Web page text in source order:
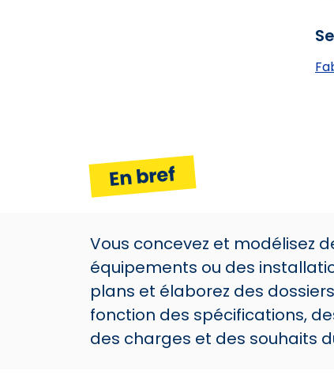
En bref
Vous concevez et modélisez
équipements ou des
plans et élaborez des
fonction des spécifications,
des charges et des souhaits